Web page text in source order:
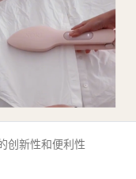
创新性和便利性